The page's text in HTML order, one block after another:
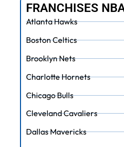
FRANCHISES
Atlanta Hawks
Boston Celtics
Brooklyn Nets
Charlotte Hornets
Chicago Bulls
Cleveland Cavaliers
Dallas Mavericks